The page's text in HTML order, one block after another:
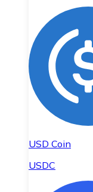
USD Coin
USDC